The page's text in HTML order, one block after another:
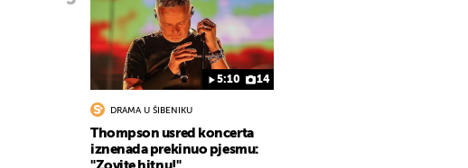
5:10 14
DRAMA U ŠIBENIKU
Thompson usred koncerta
iznenada prekinuo pjesmu: